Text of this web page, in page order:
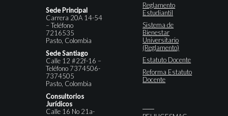
Sede Principal
Carrera 20A 14-54
– Teléfono
7216535
Pasto, Colombia
Sede Santiago
Calle 12 #22f-16 –
Teléfono 7374506-
7374505
Pasto, Colombia
Consultorios
Jurídicos
Calle 16 No 21a-
Reglamento
Estudiantil
Sistema de
Bienestar
Universitario
(Reglamento)
Estatuto Docente
Reforma Estatuto
Docente